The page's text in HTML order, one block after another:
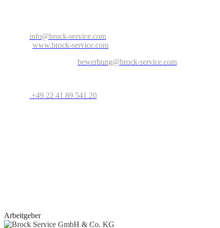
info@brock-service.com
www.brock-service.com
bewerbung@brock-service.com
+49 22 41 89 541 20
Arbeitgeber